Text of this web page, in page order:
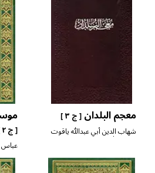
معجم البلدان[ ج ٣ ]
شهاب الدين أبي عبدالله ياقوت
بن عبدالله الحموي الرومي
[ ج ٢ ]
عباس